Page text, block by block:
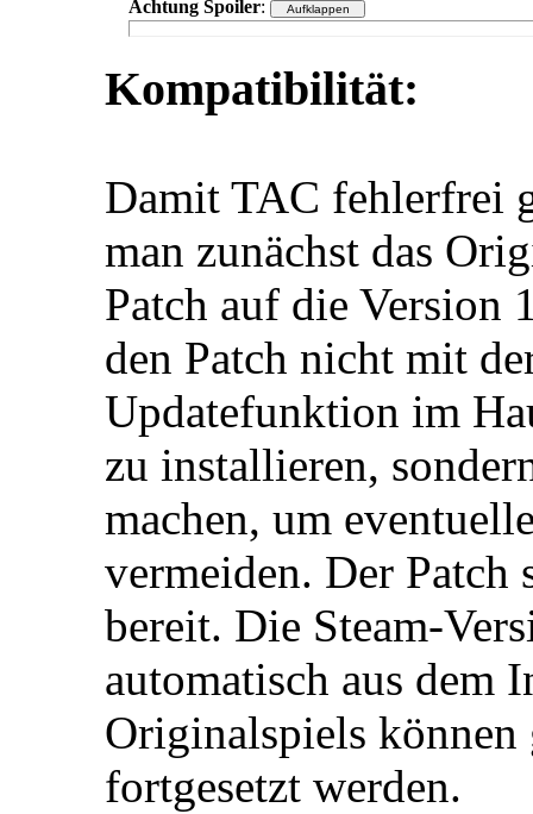
Achtung Spoiler:
Kompatibilität:
Damit TAC fehlerfrei
man zunächst das
Patch auf die Version
den Patch nicht mit
Updatefunktion im
zu installieren,
machen, um
vermeiden. Der Patch
bereit. Die Steam-
automatisch aus dem
Originalspiels
fortgesetzt werden.